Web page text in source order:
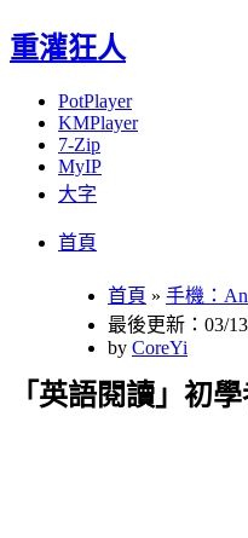
重灌狂人
PotPlayer
KMPlayer
7-Zip
MyIP
大字
首頁
首頁 » 手機：
最後更新：03/
by CoreYi
「英語閱讀」初